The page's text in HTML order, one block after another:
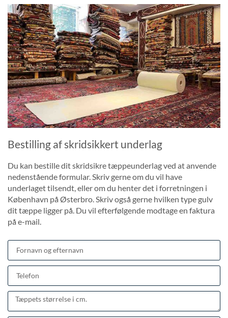
Bestilling af skridsikkert underlag
Du kan bestille dit skridsikre tæppeunderlag ved at anvende
nedenstående formular. Skriv gerne om du vil have
underlaget tilsendt, eller om du henter det i forretningen i
København på Østerbro. Skriv også gerne hvilken type gulv
dit tæppe ligger på. Du vil efterfølgende modtage en faktura
på e-mail.